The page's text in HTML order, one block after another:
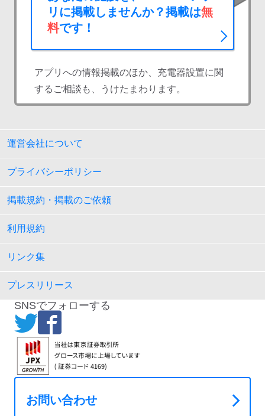
リに掲載しませんか？掲載は無
料です！
アプリへの情報掲載のほか、充電器設置に関
するご相談も、うけたまわります。
運営会社について
プライバシーポリシー
掲載規約・掲載のご依頼
利用規約
リンク集
プレスリリース
SNSでフォローする
お問い合わせ